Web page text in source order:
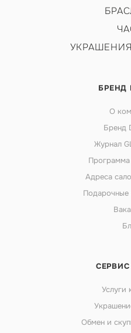
БРЕНД
О
Бренд
Журнал
Программа
Адреса
Подарочные
СЕРВИС
Услуги
Обмен и